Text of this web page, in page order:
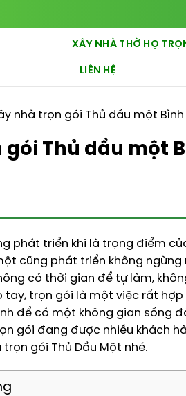
XÂY NHÀ THỜ HỌ
LIÊN HỆ
nhà trọn gói Thủ dầu một
Thủ dầu một
phát triển khi là trọng điểm
cũng phát triển không
có thời gian để tự làm,
tay, trọn gói là một việc rất
để có một không gian sống
gói đang được nhiều khách
trọn gói Thủ Dầu Một nhé.